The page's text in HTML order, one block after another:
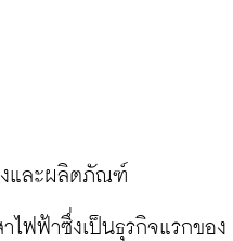
งและผลิตภัณฑ์
ไฟฟ้าซึ่งเป็นธุรกิจแรกของ